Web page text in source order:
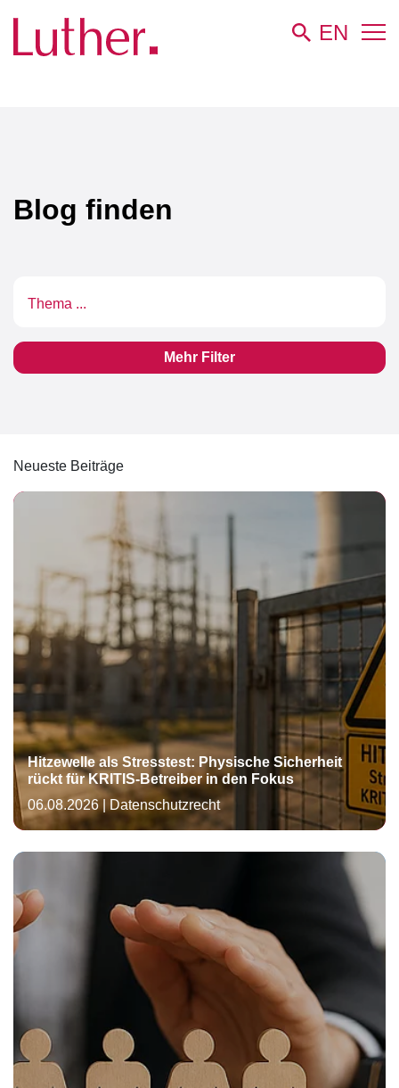
EN
Newsroom
Blog finden
Mehr Filter
Neueste Beiträge
Hitzewelle als Stresstest: Physische Sicherheit
rückt für KRITIS-Betreiber in den Fokus
06.08.2026
Datenschutzrecht